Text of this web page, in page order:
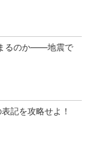
るのか――地震で
記を攻略せよ！